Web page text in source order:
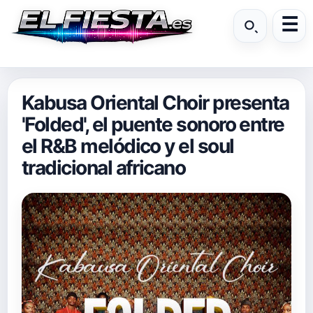
Kabusa Oriental Choir presenta
'Folded', el puente sonoro entre
el R&B melódico y el soul
tradicional africano